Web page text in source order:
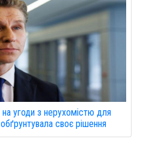
угоди з нерухомістю для
своє рішення